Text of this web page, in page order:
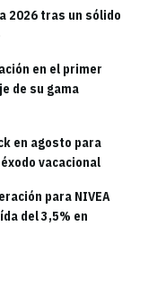
2026 tras un sólido
en el primer
de su gama
en agosto para
vacacional
para NIVEA
del 3,5% en